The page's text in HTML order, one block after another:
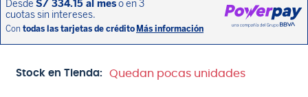
Stock en Tienda: Quedan pocas unidades